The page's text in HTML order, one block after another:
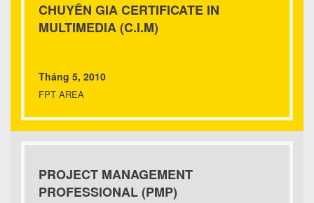
CHUYÊN GIA CERTIFICATE IN
MULTIMEDIA (C.I.M)
Tháng 5, 2010
FPT AREA
PROJECT MANAGEMENT
PROFESSIONAL (PMP)